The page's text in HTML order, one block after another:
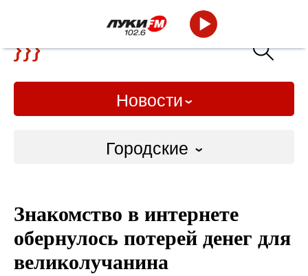
Новости
Городские
Слово Дело
Народные
Знакомство в интернете
обернулось потерей денег для
великолучанина